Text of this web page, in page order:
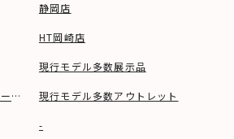
ブル等)
静岡店
HT岡崎店
現行モデル多数展示品
現行モデル多数アウトレット
-